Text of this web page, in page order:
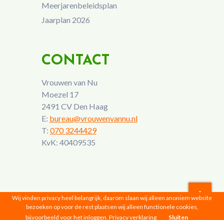
Meerjarenbeleidsplan
Jaarplan 2026
CONTACT
Vrouwen van Nu
Moezel 17
2491 CV Den Haag
E: bureau@vrouwenvannu.nl
T: 070 3244429
KvK: 40409535
Vrouwen van Nu © 2026 |Privacyverklaring
Wij vinden privacy heel belangrijk, daarom slaan wij alleen anoniem website
bezoeken op voor de rest plaatsen wij alleen functionele cookies,
bijvoorbeeld voor het inloggen. Privacy verklaring Sluiten